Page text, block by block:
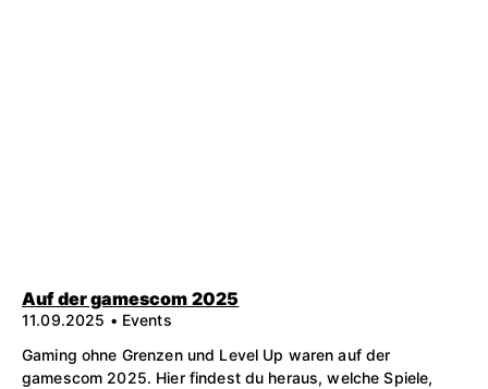
Auf der gamescom 2025
11.09.2025 • Events
Gaming ohne Grenzen und Level Up waren auf der
gamescom 2025. Hier findest du heraus, welche Spiele,